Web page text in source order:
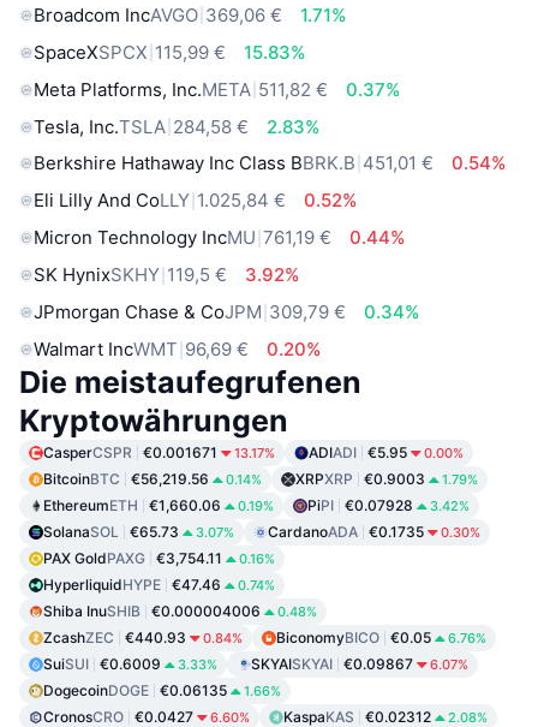
Broadcom IncAVGO 369,06 €
1.71%
SpaceXSPCX 115,99 €
15.83%
Meta Platforms, Inc.META 511,82 €
0.37%
Tesla, Inc.TSLA 284,58 €
2.83%
Berkshire Hathaway Inc Class BBRK.B 451,01 €
0.54%
Eli Lilly And CoLLY 1.025,84 €
0.52%
Micron Technology IncMU 761,19 €
0.44%
SK HynixSKHY 119,5 €
3.92%
JPmorgan Chase & CoJPM 309,79 €
0.34%
Walmart IncWMT 96,69 € 0.20%
Die meistaufegrufenen
Kryptowährungen
CasperCSPR €0.001671 13.17% ADIADI €5.95 0.00%
BitcoinBTC €56,219.56 0.14% XRPXRP €0.9003 1.79%
EthereumETH €1,660.06 0.19% PiPI €0.07928 3.42%
SolanaSOL €65.73 3.07% CardanoADA €0.1735 0.30%
PAX GoldPAXG €3,754.11 0.16%
HyperliquidHYPE €47.46 0.74%
Shiba InuSHIB €0.000004006 0.48%
ZcashZEC €440.93 0.84% BiconomyBICO €0.05 6.76%
SuiSUI €0.6009 3.33% SKYAISKYAI €0.09867 6.07%
DogecoinDOGE €0.06135 1.66%
CronosCRO €0.0427 6.60% KaspaKAS €0.02312 2.08%